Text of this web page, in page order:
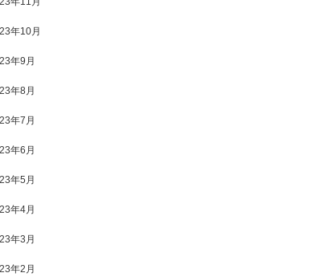
年10月
年9月
年8月
年7月
年6月
年5月
年4月
年3月
年2月